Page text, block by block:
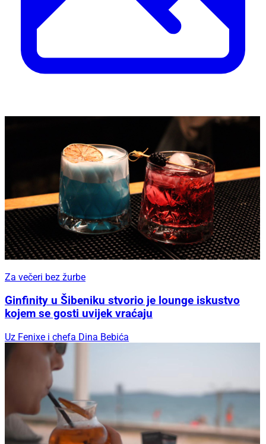
Za večeri bez žurbe
Ginfinity u Šibeniku stvorio je lounge iskustvo
kojem se gosti uvijek vraćaju
Uz Fenixe i chefa Dina Bebića